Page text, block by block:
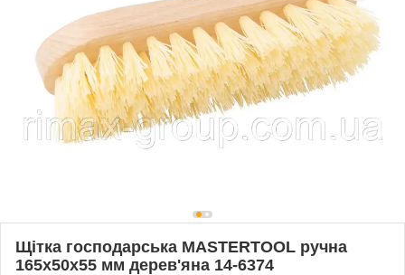
Щітка господарська MASTERTOOL ручна
165х50х55 мм дерев'яна 14-6374